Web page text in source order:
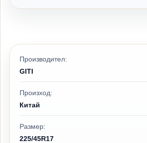
Производител:
GITI
Произход:
Китай
Размер:
225/45R17